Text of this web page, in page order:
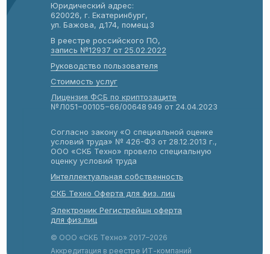
Юридический адрес:
620026, г. Екатеринбург,
ул. Бажова, д.174, помещ.3
© ООО «СКБ Техно» 2017–2026
Аккредитация в реестре ИТ-компаний
В реестре российского ПО,
запись №12937 от 25.02.2022
Лицензия ФСБ по криптозащите
№Л051−00105−66/00648 949 от 24.04.2023
Стоимость услуг
Электроник Регистрейшн оферта
для физ.лиц
Интеллектуальная собственность
СКБ Техно Оферта для физ. лиц
Согласно закону «О специальной оценке
условий труда» № 426-ФЗ от 28.12.2013 г.,
ООО «СКБ Техно» провело специальную
оценку условий труда
Руководство пользователя